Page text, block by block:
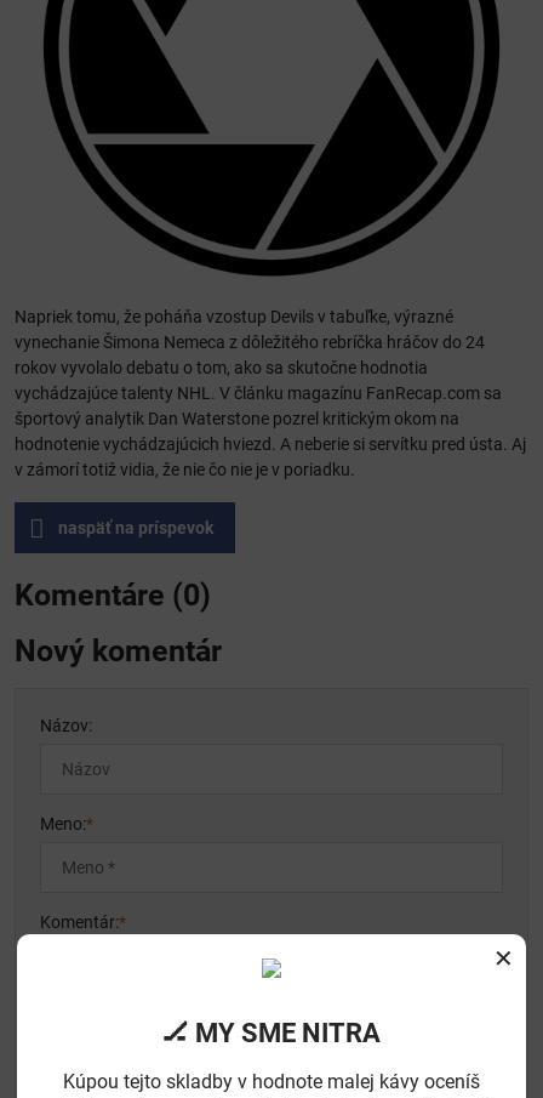
Napriek tomu, že poháňa vzostup Devils v tabuľke, výrazné
vynechanie Šimona Nemeca z dôležitého rebríčka hráčov do 24
rokov vyvolalo debatu o tom, ako sa skutočne hodnotia
vychádzajúce talenty NHL. V článku magazínu FanRecap.com sa
športový analytik Dan Waterstone pozrel kritickým okom na
hodnotenie vychádzajúcich hviezd. A neberie si servítku pred ústa. Aj
v zámorí totiž vidia, že nie čo nie je v poriadku.
naspäť na príspevok
Komentáre (0)
Nový komentár
Názov:
Meno:*
Komentár:*
✕
🏒 MY SME NITRA
Kúpou tejto skladby v hodnote malej kávy oceníš